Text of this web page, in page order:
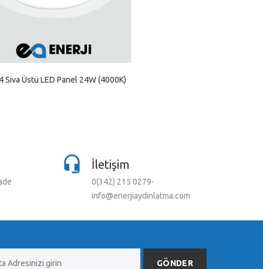
Siva Üstü LED Panel 24W (4000K)
İletişim
0(342) 215 0279-
info@enerjiaydinlatma.com
GÖNDER